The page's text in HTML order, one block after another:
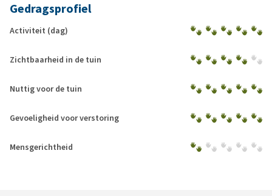
Gedragsprofiel
Activiteit (dag)
Zichtbaarheid in de tuin
Nuttig voor de tuin
Gevoeligheid voor verstoring
Mensgerichtheid